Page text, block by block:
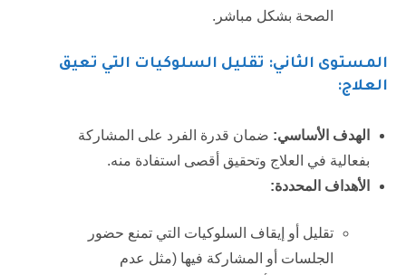
الصحة بشكل مباشر.
المستوى الثاني: تقليل السلوكيات التي تعيق
العلاج:
الهدف الأساسي: ضمان قدرة الفرد على المشاركة
بفعالية في العلاج وتحقيق أقصى استفادة منه.
الأهداف المحددة:
تقليل أو إيقاف السلوكيات التي تمنع حضور
الجلسات أو المشاركة فيها (مثل عدم